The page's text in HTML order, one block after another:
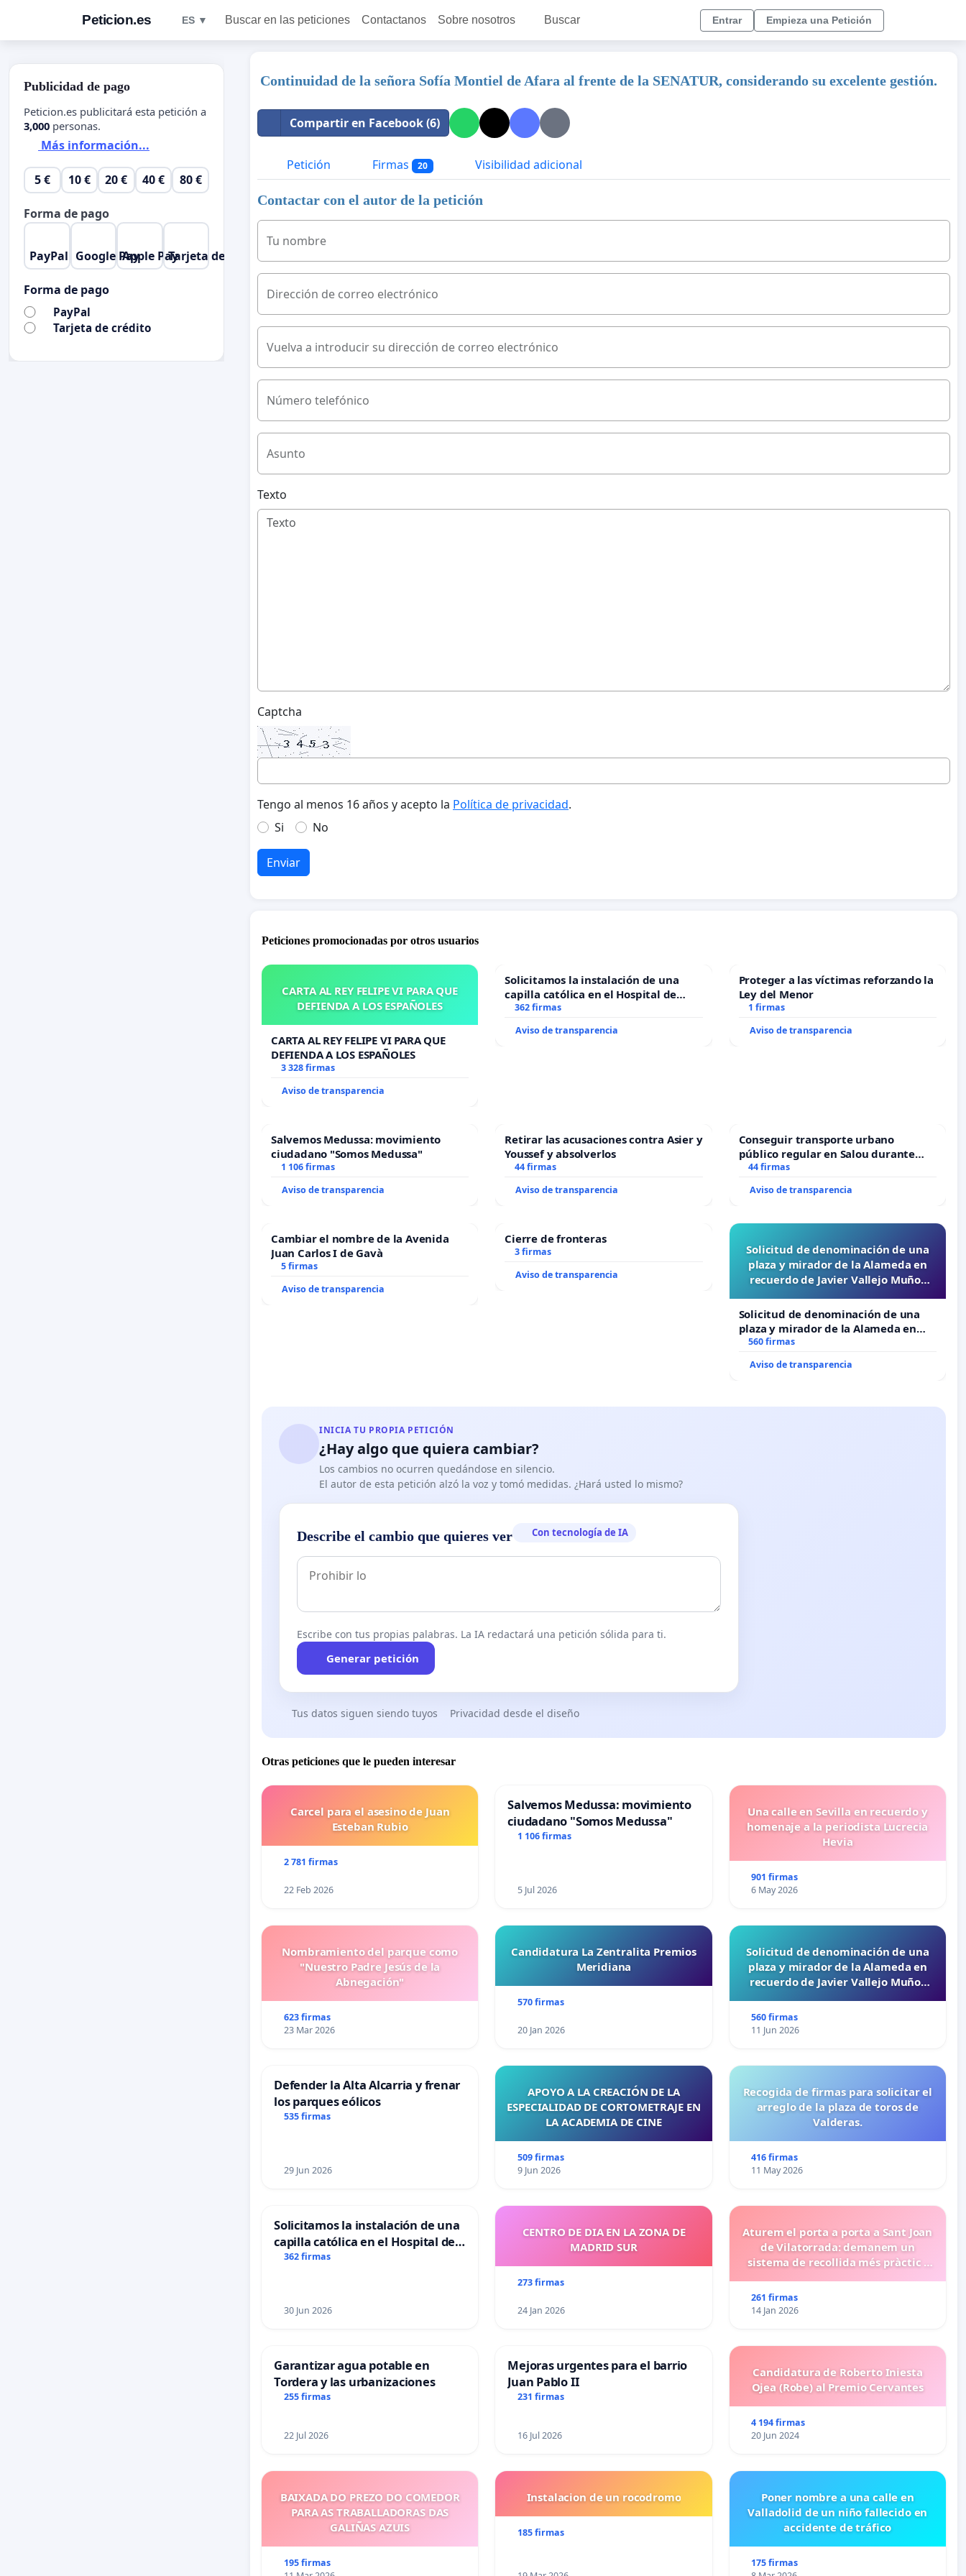
Peticion.es ES ▼ Buscar en las peticiones Contactanos Sobre nosotros Buscar Entrar Empieza una Petición
Continuidad de la señora Sofía Montiel de Afara al frente de la SENATUR, considerando su excelente gestión.
Compartir en Facebook (6)
Petición Firmas 20 Visibilidad adicional
Contactar con el autor de la petición
Tu nombre
Dirección de correo electrónico
Vuelva a introducir su dirección de correo electrónico
Número telefónico
Asunto
Texto
Captcha
Tengo al menos 16 años y acepto la Política de privacidad.
Si
No
Enviar
Peticiones promocionadas por otros usuarios
CARTA AL REY FELIPE VI PARA QUE
DEFIENDA A LOS ESPAÑOLES
CARTA AL REY FELIPE VI PARA QUE
DEFIENDA A LOS ESPAÑOLES
3 328 firmas
Aviso de transparencia
Solicitamos la instalación de una
capilla católica en el Hospital de
Alcañiz
362 firmas
Aviso de transparencia
Proteger a las víctimas reforzando la
Ley del Menor
1 firmas
Aviso de transparencia
Salvemos Medussa: movimiento
ciudadano "Somos Medussa"
1 106 firmas
Aviso de transparencia
Retirar las acusaciones contra Asier y
Youssef y absolverlos
44 firmas
Aviso de transparencia
Conseguir transporte urbano
público regular en Salou durante
todo el año
44 firmas
Aviso de transparencia
Cambiar el nombre de la Avenida
Juan Carlos I de Gavà
5 firmas
Aviso de transparencia
Cierre de fronteras
3 firmas
Aviso de transparencia
Solicitud de denominación de una
plaza y mirador de la Alameda en
recuerdo de Javier Vallejo Muñoz
Solicitud de denominación de una
plaza y mirador de la Alameda en
recuerdo de Javier Vallejo Muñoz
560 firmas
Aviso de transparencia
INICIA TU PROPIA PETICIÓN
¿Hay algo que quiera cambiar?
Los cambios no ocurren quedándose en silencio.
El autor de esta petición alzó la voz y tomó medidas. ¿Hará usted lo mismo?
Describe el cambio que quieres ver Con tecnología de IA
Escribe con tus propias palabras. La IA redactará una petición sólida para ti.
Generar petición
Tus datos siguen siendo tuyos Privacidad desde el diseño
Otras peticiones que le pueden interesar
Carcel para el asesino de Juan
Esteban Rubio
2 781 firmas
22 Feb 2026
Salvemos Medussa: movimiento
ciudadano "Somos Medussa"
1 106 firmas
5 Jul 2026
Una calle en Sevilla en recuerdo y
homenaje a la periodista Lucrecia
Hevia
901 firmas
6 May 2026
Nombramiento del parque como
"Nuestro Padre Jesús de la
Abnegación"
623 firmas
23 Mar 2026
Candidatura La Zentralita Premios
Meridiana
570 firmas
20 Jan 2026
Solicitud de denominación de una
plaza y mirador de la Alameda en
recuerdo de Javier Vallejo Muñoz
560 firmas
11 Jun 2026
Defender la Alta Alcarria y frenar
los parques eólicos
535 firmas
29 Jun 2026
APOYO A LA CREACIÓN DE LA
ESPECIALIDAD DE CORTOMETRAJE EN
LA ACADEMIA DE CINE
509 firmas
9 Jun 2026
Recogida de firmas para solicitar el
arreglo de la plaza de toros de
Valderas.
416 firmas
11 May 2026
Solicitamos la instalación de una
capilla católica en el Hospital de
Alcañiz
362 firmas
30 Jun 2026
CENTRO DE DIA EN LA ZONA DE
MADRID SUR
273 firmas
24 Jan 2026
Aturem el porta a porta a Sant Joan
de Vilatorrada: demanem un
sistema de recollida més pràctic i
261 firmas
14 Jan 2026
Garantizar agua potable en
Tordera y las urbanizaciones
255 firmas
22 Jul 2026
Mejoras urgentes para el barrio
Juan Pablo II
231 firmas
16 Jul 2026
Candidatura de Roberto Iniesta
Ojea (Robe) al Premio Cervantes
4 194 firmas
20 Jun 2024
BAIXADA DO PREZO DO COMEDOR
PARA AS TRABALLADORAS DAS
GALIÑAS AZUIS
195 firmas
Instalacion de un rocodromo
185 firmas
Poner nombre a una calle en
Valladolid de un niño fallecido en
accidente de tráfico
175 firmas
Publicidad de pago
Peticion.es publicitará esta petición a
3,000 personas.
Más información...
5 € 10 € 20 € 40 € 80 €
Forma de pago
PayPal Google PayApple PayTarjeta de crédito
Forma de pago
PayPal
Tarjeta de crédito